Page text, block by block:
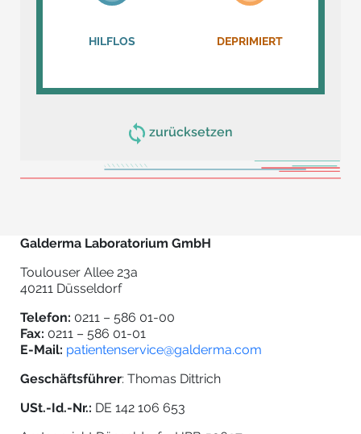
HILFLOS DEPRIMIERT
zurücksetzen
Galderma Laboratorium GmbH
Toulouser Allee 23a
40211 Düsseldorf
Telefon: 0211 – 586 01-00
Fax: 0211 – 586 01-01
E-Mail: patientenservice@galderma.com
Geschäftsführer: Thomas Dittrich
USt.-Id.-Nr.: DE 142 106 653